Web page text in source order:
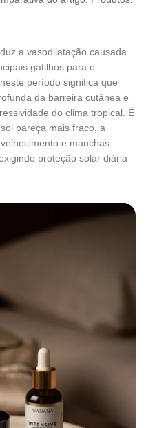
a vasodilatação causada
gatilhos para o
neste período significa que
da barreira cutânea e
do clima tropical. É
pareça mais fraco, a
e manchas
proteção solar diária